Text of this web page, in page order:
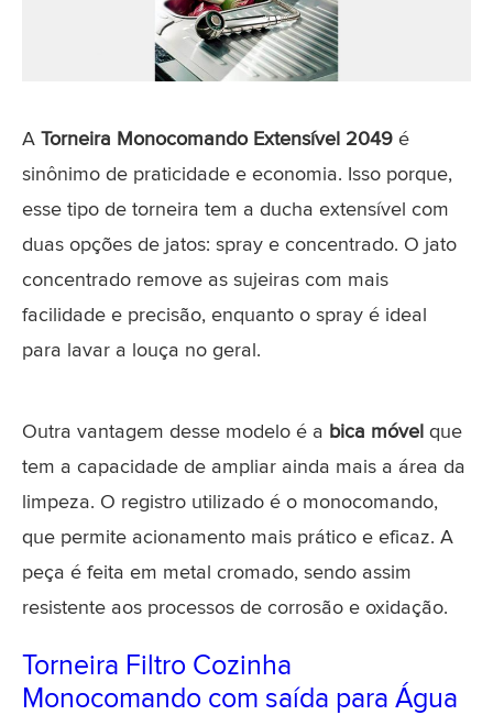
A Torneira Monocomando Extensível 2049 é
sinônimo de praticidade e economia. Isso porque,
esse tipo de torneira tem a ducha extensível com
duas opções de jatos: spray e concentrado. O jato
concentrado remove as sujeiras com mais
facilidade e precisão, enquanto o spray é ideal
para lavar a louça no geral.
Outra vantagem desse modelo é a bica móvel que
tem a capacidade de ampliar ainda mais a área da
limpeza. O registro utilizado é o monocomando,
que permite acionamento mais prático e eficaz. A
peça é feita em metal cromado, sendo assim
resistente aos processos de corrosão e oxidação.
Torneira Filtro Cozinha
Monocomando com saída para Água